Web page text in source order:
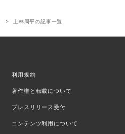
上林周平の記事一覧
利用規約
著作権と転載について
プレスリリース受付
コンテンツ利用について